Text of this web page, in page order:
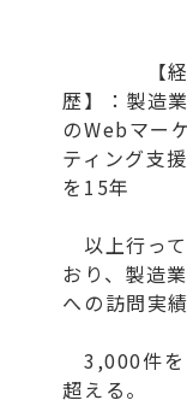
【経
歴】：製造業
のWebマー
ティング支援
を15年
以上行って
おり、製造業
への訪問実績
3,000件を
超える。